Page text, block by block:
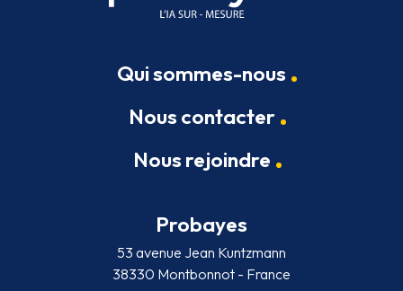
Qui sommes-nous
Nous contacter
Nous rejoindre
Probayes
53 avenue Jean Kuntzmann
38330 Montbonnot - France